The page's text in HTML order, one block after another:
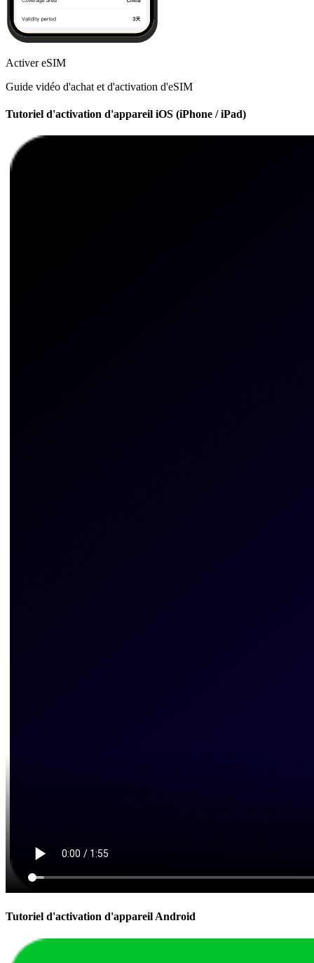
Activer eSIM
Guide vidéo d'achat et d'activation d'eSIM
Tutoriel d'activation d'appareil iOS (iPhone / iPad)
Tutoriel d'activation d'appareil Android